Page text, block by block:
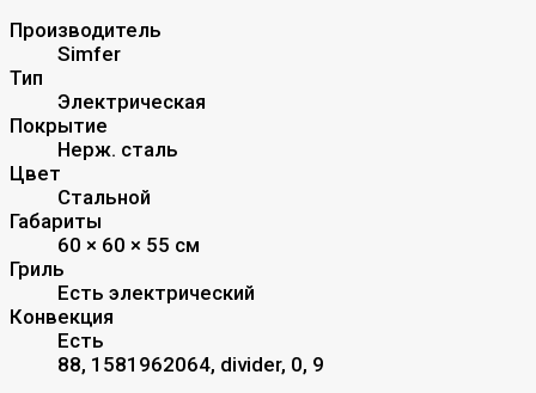
Производитель
Simfer
Тип
Электрическая
Покрытие
Нерж. сталь
Цвет
Стальной
Габариты
60 × 60 × 55 см
Гриль
Есть электрический
Конвекция
Есть
88, 1581962064, divider, 0, 9